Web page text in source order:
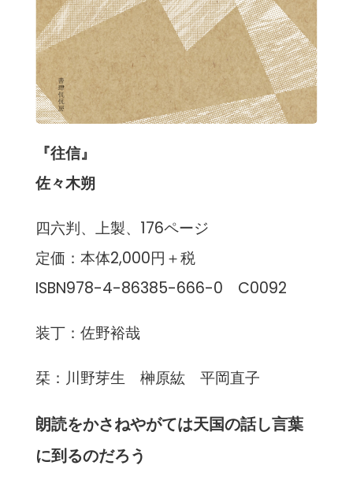
『往信』
佐々木朔
四六判、上製、176ページ
定価：本体2,000円＋税
ISBN978-4-86385-666-0 C0092
装丁：佐野裕哉
栞：川野芽生 榊原紘 平岡直子
朗読をかさねやがては天国の話し言葉
に到るのだろう